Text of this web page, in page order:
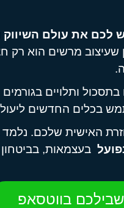
לכם את עולם השיווק
שעיצוב מרשים הוא רק
ותלויים בגורמים
בכלים החדשים ליעול
האישית שלכם.
בעצמאות, בביטחון
בווטסאפ